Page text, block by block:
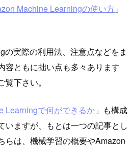
Machine Learningの使い方 」
実際の利用法、注意点などをま
容ともに拙い点も多々あります
下さい。
Learningで何ができるか 」も構成
いますが、もとは一つの記事とし
らは、機械学習の概要やAmazon